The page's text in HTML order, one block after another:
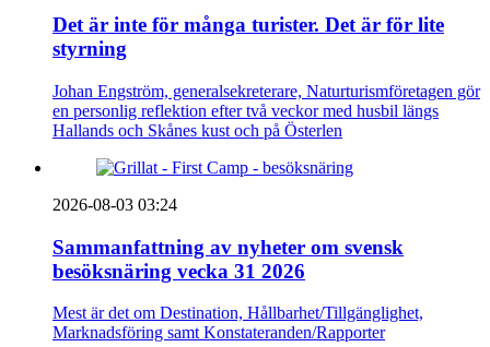
Det är inte för många turister. Det är för lite
styrning
Johan Engström, generalsekreterare, Naturturismföretagen gör
en personlig reflektion efter två veckor med husbil längs
Hallands och Skånes kust och på Österlen
2026-08-03 03:24
Sammanfattning av nyheter om svensk
besöksnäring vecka 31 2026
Mest är det om Destination, Hållbarhet/Tillgänglighet,
Marknadsföring samt Konstateranden/Rapporter